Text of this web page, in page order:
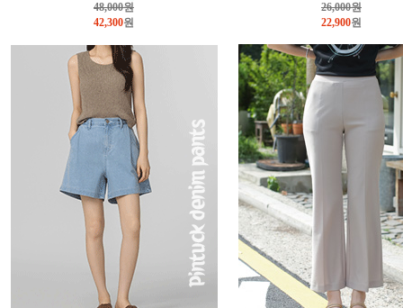
48,000원
42,300원
26,000원
22,900원